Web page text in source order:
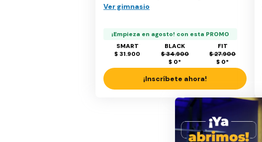
Ver gimnasio
¡Empieza en agosto! con esta PROMO
SMART
$ 31.900
BLACK
$ 34.900
$ 0*
FIT
$ 27.900
$ 0*
¡Inscríbete ahora!